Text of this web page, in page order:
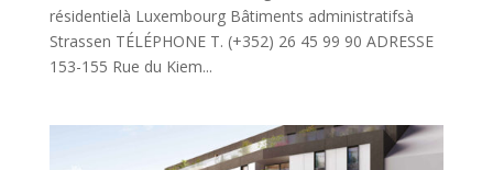
résidentielà Luxembourg Bâtiments administratifsà
Strassen TÉLÉPHONE T. (+352) 26 45 99 90 ADRESSE
153-155 Rue du Kiem...